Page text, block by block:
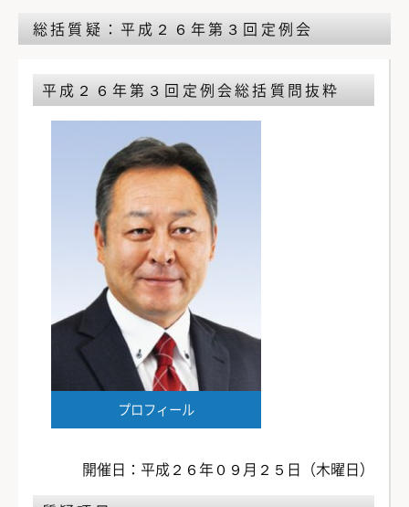
総括質疑：平成２６年第３回定例会
平成２６年第３回定例会総括質問抜粋
プロフィール
開催日：平成２６年０９月２５日（木曜日）